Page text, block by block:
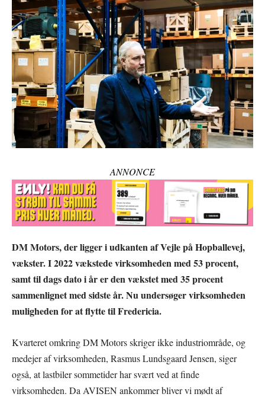
ANNONCE
DM Motors, der ligger i udkanten af Vejle på Hopballevej,
vækster. I 2022 vækstede virksomheden med 53 procent,
samt til dags dato i år er den vækstet med 35 procent
sammenlignet med sidste år. Nu undersøger virksomheden
muligheden for at flytte til Fredericia.
Kvarteret omkring DM Motors skriger ikke industriområde, og
medejer af virksomheden, Rasmus Lundsgaard Jensen, siger
også, at lastbiler sommetider har svært ved at finde
virksomheden. Da AVISEN ankommer bliver vi mødt af